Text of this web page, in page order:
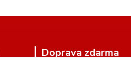
Doprava zdarma